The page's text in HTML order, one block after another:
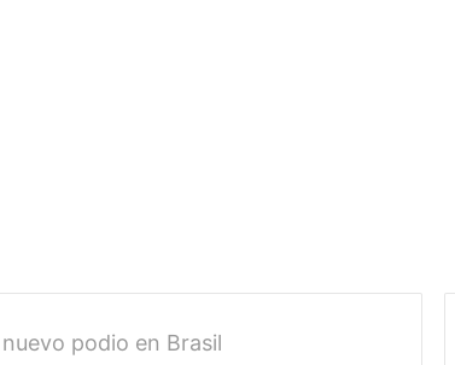
podio en Brasil